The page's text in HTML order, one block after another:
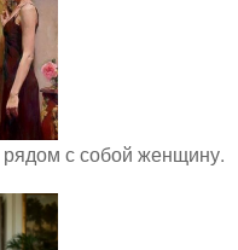
с собой женщину.